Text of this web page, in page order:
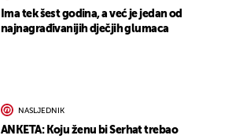
Ima tek šest godina, a već je jedan od
najnagrađivanijih dječjih glumaca
NASLJEDNIK
ANKETA: Koju ženu bi Serhat trebao